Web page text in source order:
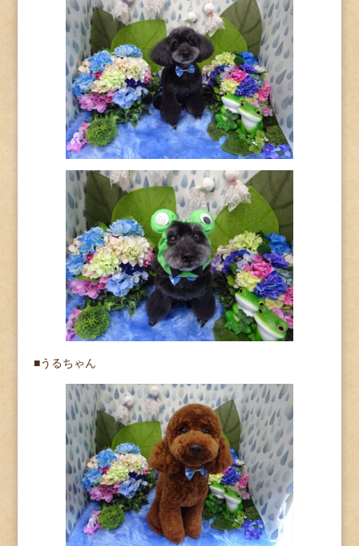
■うるちゃん